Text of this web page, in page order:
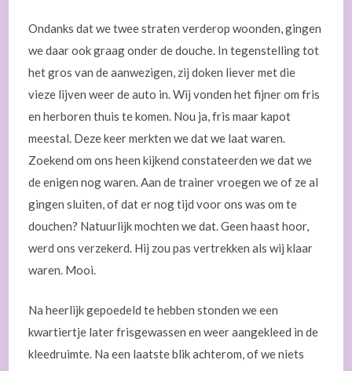
Ondanks dat we twee straten verderop woonden, gingen
we daar ook graag onder de douche. In tegenstelling tot
het gros van de aanwezigen, zij doken liever met die
vieze lijven weer de auto in. Wij vonden het fijner om fris
en herboren thuis te komen. Nou ja, fris maar kapot
meestal. Deze keer merkten we dat we laat waren.
Zoekend om ons heen kijkend constateerden we dat we
de enigen nog waren. Aan de trainer vroegen we of ze al
gingen sluiten, of dat er nog tijd voor ons was om te
douchen? Natuurlijk mochten we dat. Geen haast hoor,
werd ons verzekerd. Hij zou pas vertrekken als wij klaar
waren. Mooi.
Na heerlijk gepoedeld te hebben stonden we een
kwartiertje later frisgewassen en weer aangekleed in de
kleedruimte. Na een laatste blik achterom, of we niets